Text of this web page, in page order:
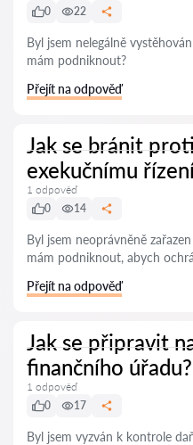
0
22
Byl jsem nelegálně
mám podniknout?
Přejít na odpověď
Jak se bránit
exekučnímu
1 odpověď
0
14
Byl jsem neoprávněně
mám podniknout, abych
Přejít na odpověď
Jak se připravit
finančního úřadu?
1 odpověď
0
17
Byl jsem vyzván k kontrole